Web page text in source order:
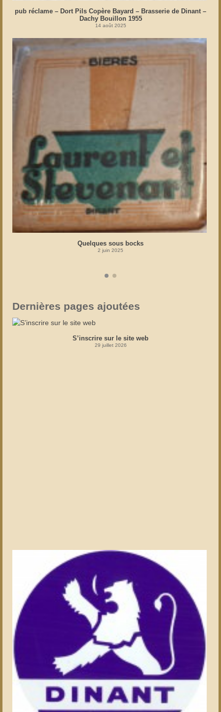
pub réclame – Dort Pils Copère Bayard – Brasserie de Dinant –
Dachy Bouillon 1955
14 août 2025
Quelques sous bocks
2 juin 2025
Dernières pages ajoutées
S’inscrire sur le site web
29 juillet 2026